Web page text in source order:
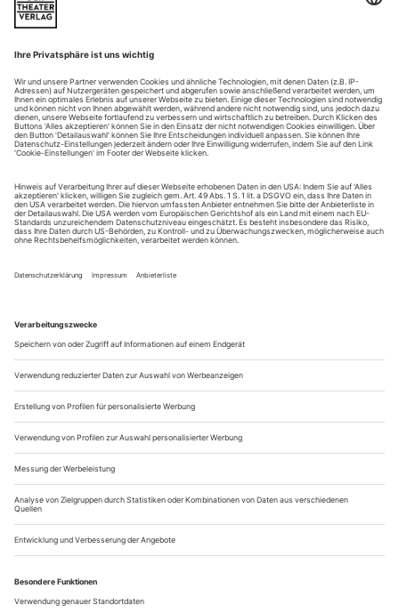
kein Zweifel», schreibt Friedrich Nietzsche 1876. Er wirft
damit kein parodistisches Licht auf das Publikum, das
überlässt Nietzsche der «sehr unmagischen Laterne unserer
Exzentrik der Veranstaltung, um nicht nur die Kunst,
sondern auch das Publikum...
Puppen sind auch nur Menschen
Als der lettische Regisseur Alvis Hermanis jüngst ankündigte,
sich von den deutschsprachigen Schauspielbühnen für eine
Weile zu verabschieden, hatte er gerade eine Inszenierung
fertiggestellt, die so etwas wie einen «Rückschritt» innerhalb
seinen künstlerischen Wurzeln und den gemachten
Erfahrungen an den...
5 morgen (life is a remix)
Fritz Kater: 5 morgen (life isa remix)
© henschel SCHAUSPIEL, Berlin 2013
, verkäuferin in ihrer eigenen boutique/pam grier als
foxy brown in semiblond
41
Paul, freischaffender it experte früher verkäufer in einer
elektrokette der aus seinem hobby einen beruf gemacht hat/
wenn er im fitness vor dem spiegel steht wundert er sich wie